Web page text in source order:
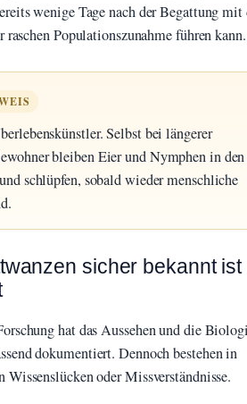
wenige Tage nach der Begattung mit
raschen Populationszunahme führen kann.
Selbst bei längerer
bleiben Eier und Nymphen in den
schlüpfen, sobald wieder menschliche
sicher bekannt ist
hat das Aussehen und die
dokumentiert. Dennoch bestehen in
oder Missverständnisse.